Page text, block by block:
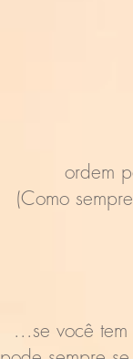
ordem
(Como
...se você